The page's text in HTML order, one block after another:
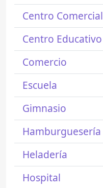
Centro Comercial
Centro Educativo
Comercio
Escuela
Gimnasio
Hamburguesería
Heladería
Hospital